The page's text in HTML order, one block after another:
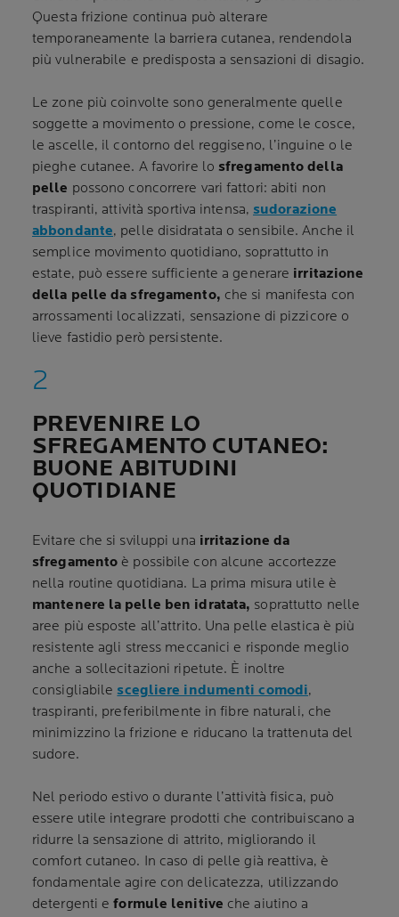
Questa frizione continua può alterare
temporaneamente la barriera cutanea, rendendola
più vulnerabile e predisposta a sensazioni di disagio.
Le zone più coinvolte sono generalmente quelle
soggette a movimento o pressione, come le cosce,
le ascelle, il contorno del reggiseno, l’inguine o le
pieghe cutanee. A favorire lo sfregamento della
pelle possono concorrere vari fattori: abiti non
traspiranti, attività sportiva intensa, sudorazione
abbondante, pelle disidratata o sensibile. Anche il
semplice movimento quotidiano, soprattutto in
estate, può essere sufficiente a generare irritazione
della pelle da sfregamento, che si manifesta con
arrossamenti localizzati, sensazione di pizzicore o
lieve fastidio però persistente.
PREVENIRE LO
SFREGAMENTO CUTANEO:
BUONE ABITUDINI
QUOTIDIANE
Evitare che si sviluppi una irritazione da
sfregamento è possibile con alcune accortezze
nella routine quotidiana. La prima misura utile è
mantenere la pelle ben idratata, soprattutto nelle
aree più esposte all’attrito. Una pelle elastica è più
resistente agli stress meccanici e risponde meglio
anche a sollecitazioni ripetute. È inoltre
consigliabile scegliere indumenti comodi,
traspiranti, preferibilmente in fibre naturali, che
minimizzino la frizione e riducano la trattenuta del
sudore.
Nel periodo estivo o durante l’attività fisica, può
essere utile integrare prodotti che contribuiscano a
ridurre la sensazione di attrito, migliorando il
comfort cutaneo. In caso di pelle già reattiva, è
fondamentale agire con delicatezza, utilizzando
detergenti eformule lenitive che aiutino a